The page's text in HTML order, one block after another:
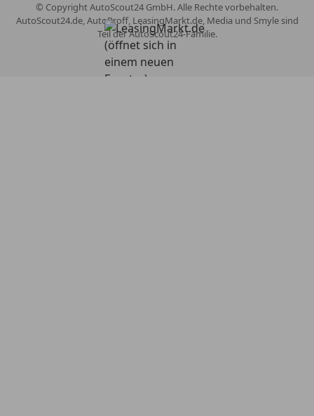
© CopyrightAutoScout24 GmbH. Alle Rechte vorbehalten.
AutoScout24.de, AutoProff, LeasingMarkt.de, Media und Smyle sind
Teil der AutoScout24-Familie.